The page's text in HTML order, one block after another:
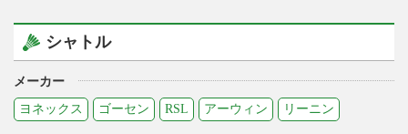
シャトル
メーカー
ヨネックス
ゴーセン RSL アーウィン リーニン